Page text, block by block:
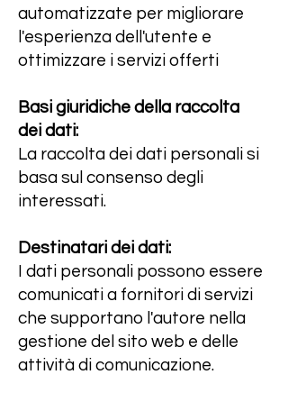
automatizzate per migliorare
l'esperienza dell'utente e
ottimizzare i servizi offerti
Basi giuridiche della raccolta
dei dati:
La raccolta dei dati personali si
basa sul consenso degli
interessati.
Destinatari dei dati:
I dati personali possono essere
comunicati a fornitori di servizi
che supportano l'autore nella
gestione del sito web e delle
attività di comunicazione.